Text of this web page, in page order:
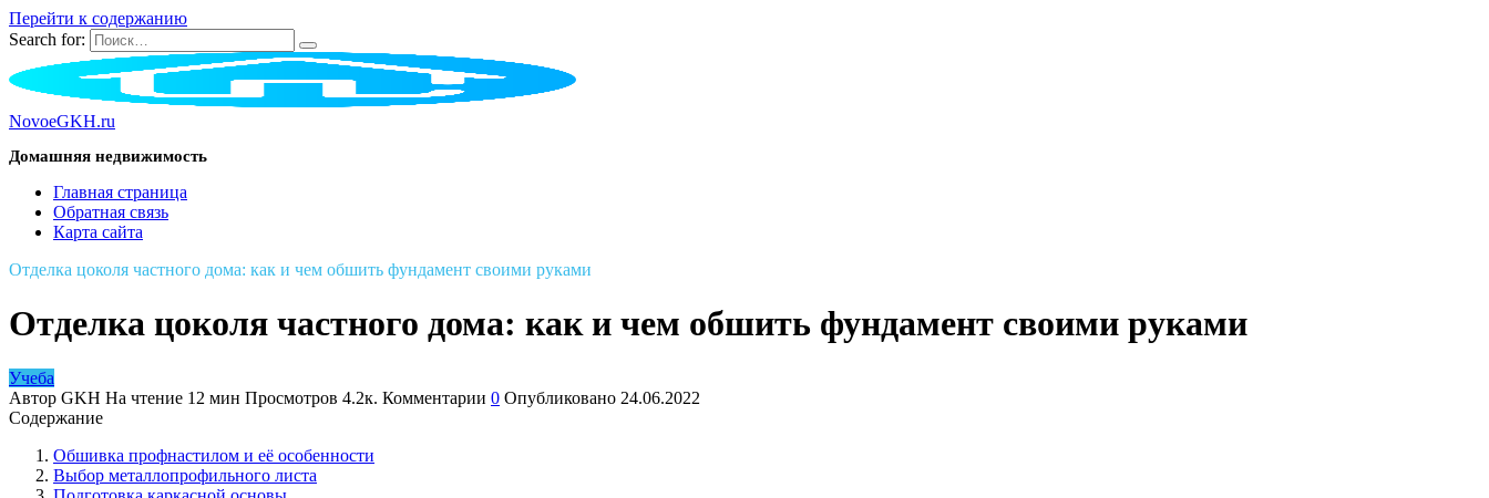
Перейти к содержанию
Search for:
NovoeGKH.ru
Домашняя недвижимость
Главная страница
Обратная связь
Карта сайта
Отделка цоколя частного дома: как и чем обшить фундамент своими руками
Отделка цоколя частного дома: как и чем обшить фундамент своими руками
Учеба
Автор GKH На чтение 12 мин Просмотров 4.2к. Комментарии 0 Опубликовано 24.06.2022
Содержание
Обшивка профнастилом и её особенности
Выбор металлопрофильного листа